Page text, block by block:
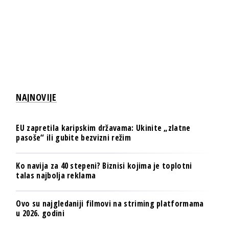
NAJNOVIJE
EU zapretila karipskim državama: Ukinite „zlatne
pasoše“ ili gubite bezvizni režim
Ko navija za 40 stepeni? Biznisi kojima je toplotni
talas najbolja reklama
Ovo su najgledaniji filmovi na striming platformama
u 2026. godini